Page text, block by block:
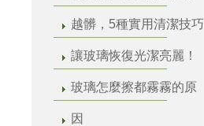
越髒，5種實用清潔技巧
讓玻璃恢復光潔亮麗！
玻璃怎麼擦都霧霧的原
因